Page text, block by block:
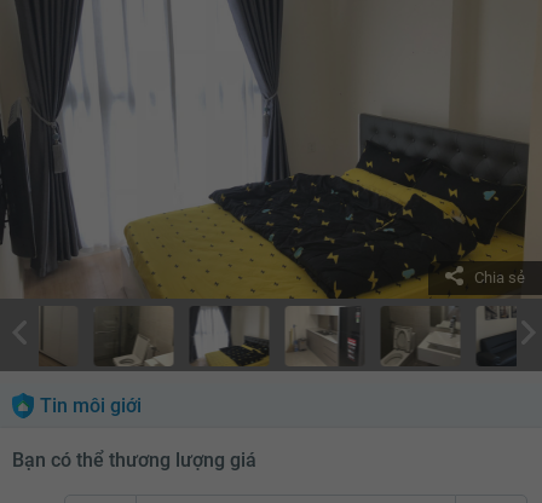
Chia sẻ
Tin môi giới
Bạn có thể thương lượng giá